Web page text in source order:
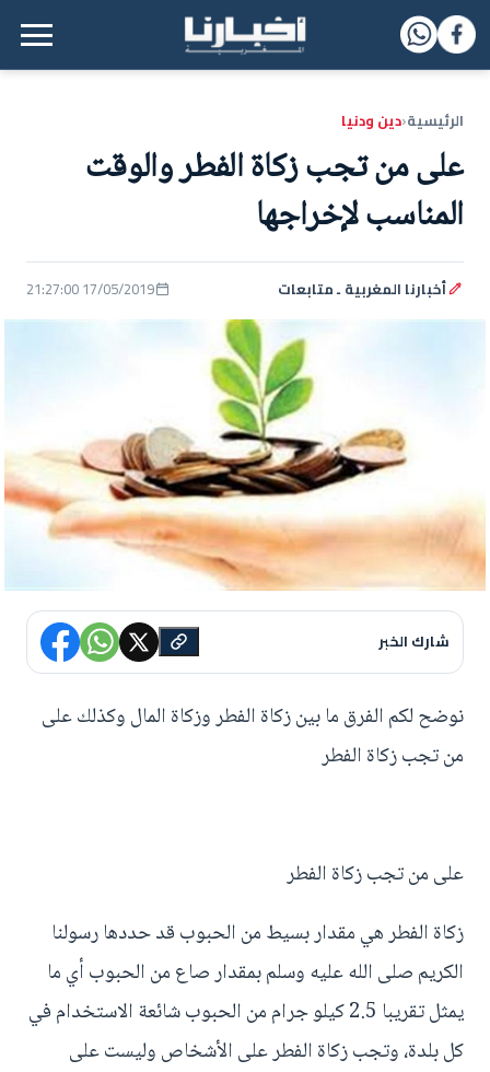
القائمة الرئيسية
الرئيسية‹دين ودنيا
على من تجب زكاة الفطر والوقت
المناسب لإخراجها
أخبارنا المغربية ـ متابعات 17/05/2019 21:27:00
شارك الخبر
نوضح لكم الفرق ما بين زكاة الفطر وزكاة المال وكذلك على
من تجب زكاة الفطر
على من تجب زكاة الفطر
زكاة الفطر هي مقدار بسيط من الحبوب قد حددها رسولنا
الكريم صلى الله عليه وسلم بمقدار صاع من الحبوب أي ما
يمثل تقريبا 2.5 كيلو جرام من الحبوب شائعة الاستخدام في
كل بلدة، وتجب زكاة الفطر على الأشخاص وليست على